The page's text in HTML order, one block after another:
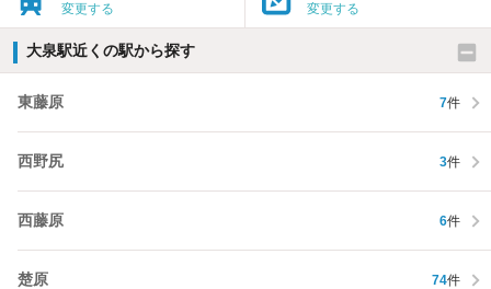
変更する 変更する
大泉駅近くの駅から探す
東藤原 7件
西野尻 3件
西藤原 6件
楚原 74件